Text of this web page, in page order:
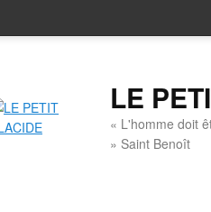
LE
« L'homme doit
» Saint Benoît